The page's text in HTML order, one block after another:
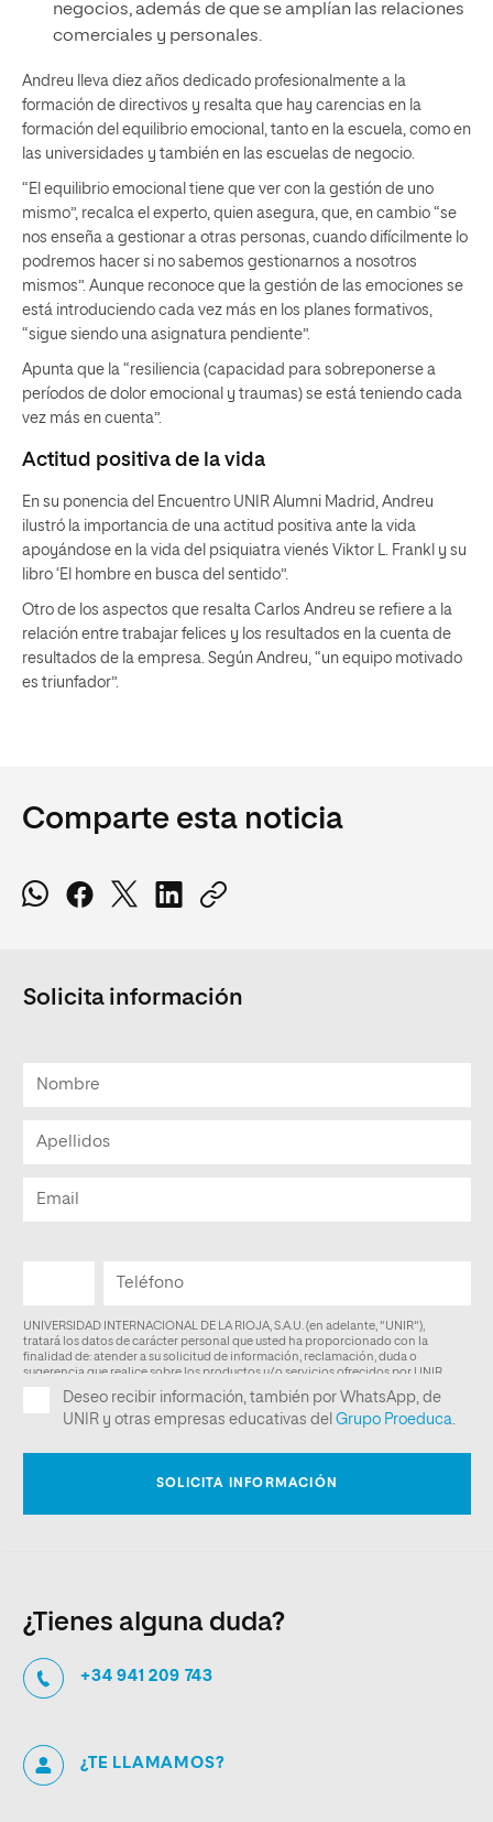
negocios, además de que se amplían las relaciones
comerciales y personales.
Andreu lleva diez años dedicado profesionalmente a la
formación de directivos y resalta que hay carencias en la
formación del equilibrio emocional, tanto en la escuela, como en
las universidades y también en las escuelas de negocio.
“El equilibrio emocional tiene que ver con la gestión de uno
mismo”, recalca el experto, quien asegura, que, en cambio “se
nos enseña a gestionar a otras personas, cuando difícilmente lo
podremos hacer si no sabemos gestionarnos a nosotros
mismos”. Aunque reconoce que la gestión de las emociones se
está introduciendo cada vez más en los planes formativos,
“sigue siendo una asignatura pendiente”.
Apunta que la “resiliencia (capacidad para sobreponerse a
períodos de dolor emocional y traumas) se está teniendo cada
vez más en cuenta”.
Actitud positiva de la vida
En su ponencia del Encuentro UNIR Alumni Madrid, Andreu
ilustró la importancia de una actitud positiva ante la vida
apoyándose en la vida del psiquiatra vienés Viktor L. Frankl y su
libro ‘El hombre en busca del sentido”.
Otro de los aspectos que resalta Carlos Andreu se refiere a la
relación entre trabajar felices y los resultados en la cuenta de
resultados de la empresa. Según Andreu, “un equipo motivado
es triunfador”.
Comparte esta noticia
Solicita información
¿Tienes alguna duda?
+34 941 209 743
¿TE LLAMAMOS?